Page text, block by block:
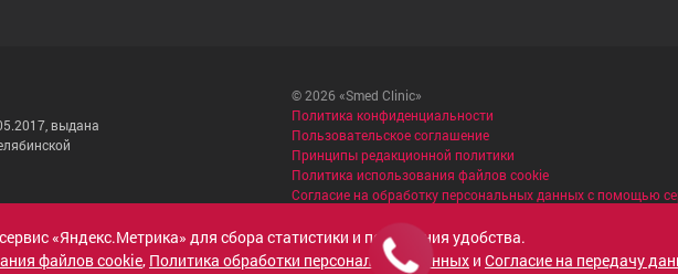
выдана
© 2026 «Smed Clinic»
Политика конфиденциальности
Пользовательское соглашение
Принципы редакционной политики
Политика использования файлов cookie
Согласие на обработку персональных данных с помощью
«Яндекс.Метрика» для сбора статистики и повышения удобства.
файлов cookie, Политика обработки персональных данных и Согласие на передачу